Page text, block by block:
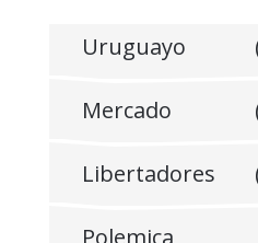
Uruguayo
Mercado
Libertadores
Polemica